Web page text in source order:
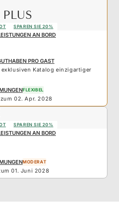
SPAREN SIE 20%
AN BORD
PRO GAST
exklusiven Katalog einzigartiger
FLEXIBEL
02. Apr. 2028
SPAREN SIE 20%
AN BORD
MODERAT
01. Juni 2028